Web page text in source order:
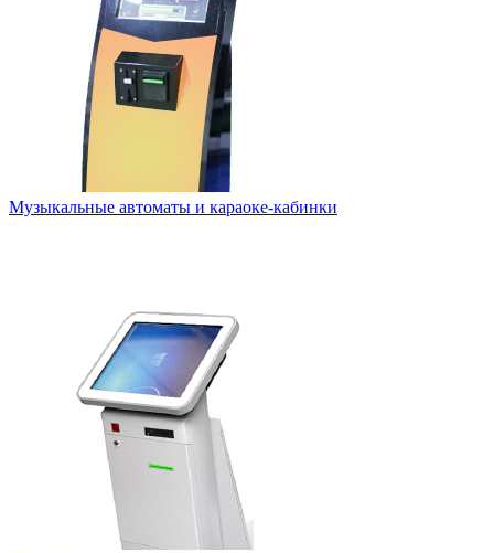
Музыкальные автоматы и караоке-кабинки